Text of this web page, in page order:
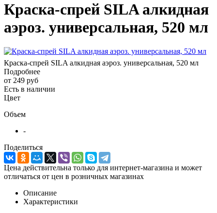
Краска-спрей SILA алкидная
аэроз. универсальная, 520 мл
Краска-спрей SILA алкидная аэроз. универсальная, 520 мл
Подробнее
от 249 руб
Есть в наличии
Цвет
Объем
-
Поделиться
Цена действительна только для интернет-магазина и может
отличаться от цен в розничных магазинах
Описание
Характеристики